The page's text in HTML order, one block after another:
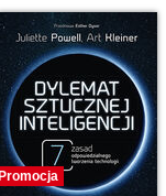
Promocja